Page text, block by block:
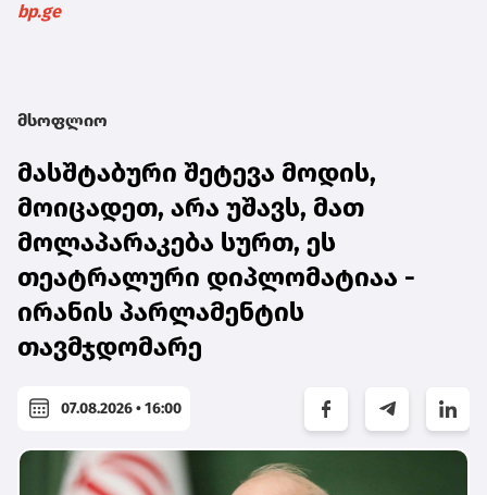
bp.ge
მსოფლიო
მასშტაბური შეტევა მოდის,
მოიცადეთ, არა უშავს, მათ
მოლაპარაკება სურთ, ეს
თეატრალური დიპლომატიაა -
ირანის პარლამენტის
თავმჯდომარე
07.08.2026 • 16:00